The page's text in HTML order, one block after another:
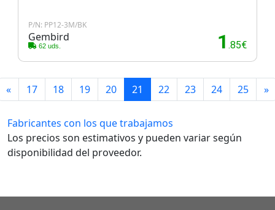
P/N: PP12-3M/BK
Gembird
62 uds. 1 .85€
« 17 18 19 20 21 22 23 24 25 »
Fabricantes con los que trabajamos
Los precios son estimativos y pueden variar según
disponibilidad del proveedor.